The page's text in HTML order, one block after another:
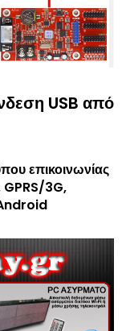
USB από
επικοινωνίας
3G,